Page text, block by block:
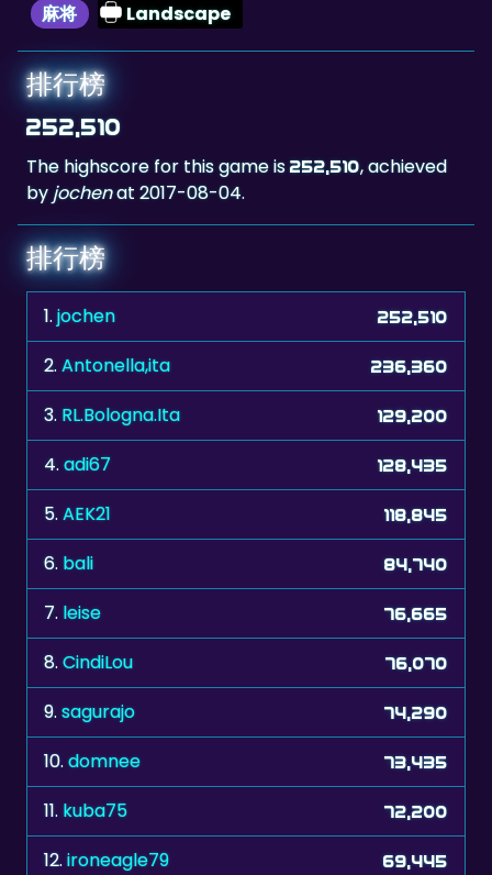
麻将 Landscape
排行榜
252,510
The highscore for this game is252,510, achieved
byjochenat 2017-08-04.
排行榜
1.jochen 252,510
2.Antonella,ita 236,360
3. RL.Bologna.Ita 129,200
4.adi67 128,435
5.AEK21 118,845
6. bali 84,740
7. leise 76,665
8.CindiLou 76,070
9.sagurajo 74,290
10.domnee 73,435
11. kuba75 72,200
12.ironeagle79 69,445